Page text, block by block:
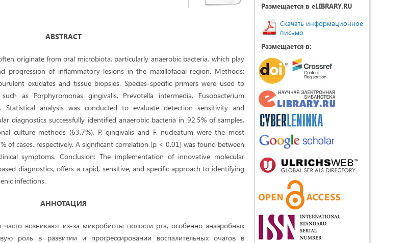
ABSTRACT
originate from oral microbiota, particularly anaerobic bacteria, which play
progression of inflammatory lesions in the maxillofacial region. Methods:
exudates and tissue biopsies. Species-specific primers were used to
as Porphyromonas gingivalis, Prevotella intermedia, Fusobacterium
Statistical analysis was conducted to evaluate detection sensitivity and
diagnostics successfully identified anaerobic bacteria in 92.5% of samples,
culture methods (63.7%). P. gingivalis and F. nucleatum were the most
of cases, respectively. A significant correlation (p < 0.01) was found between
symptoms. Conclusion: The implementation of innovative molecular
diagnostics, offers a rapid, sensitive, and specific approach to identifying
infections.
АННОТАЦИЯ
возникают из-за микробиоты полости рта, особенно анаэробных
роль в развитии и прогрессировании воспалительных очагов в
Размещается в eLIBRARY.RU
Скачать информационное
письмо
Размещается в: